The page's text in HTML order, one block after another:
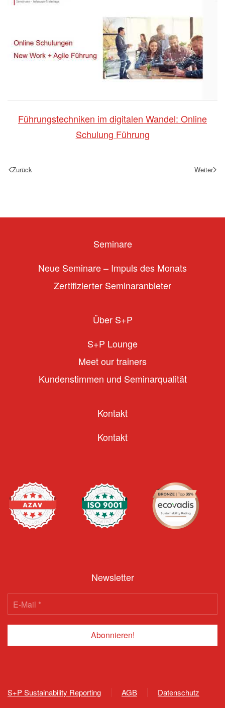
Führungstechniken im digitalen Wandel: Online
Schulung Führung
Zurück Weiter
Seminare
Neue Seminare – Impuls des Monats
Zertifizierter Seminaranbieter
Über S+P
S+P Lounge
Meet our trainers
Kundenstimmen und Seminarqualität
Kontakt
Kontakt
Newsletter
S+P Sustainability Reporting AGB
Datenschutz